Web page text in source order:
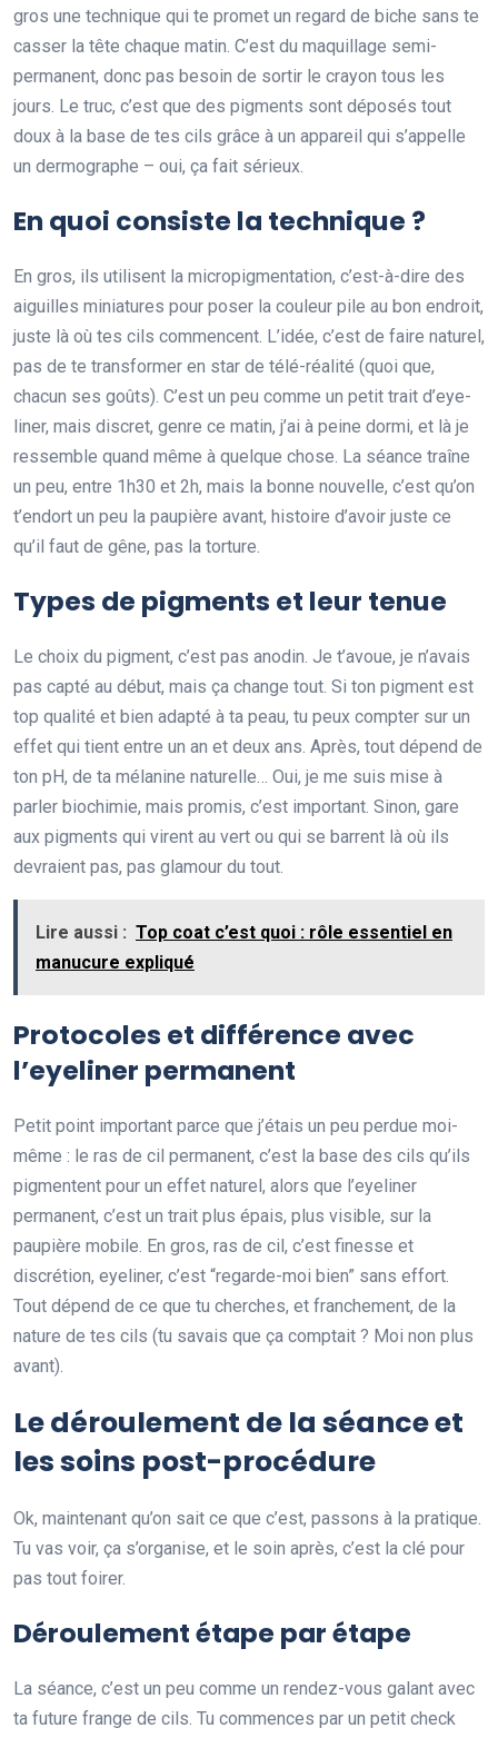
gros une technique qui te promet un regard de biche sans te
casser la tête chaque matin. C’est du maquillage semi-
permanent, donc pas besoin de sortir le crayon tous les
jours. Le truc, c’est que des pigments sont déposés tout
doux à la base de tes cils grâce à un appareil qui s’appelle
un dermographe – oui, ça fait sérieux.
En quoi consiste la technique ?
En gros, ils utilisent la micropigmentation, c’est-à-dire des
aiguilles miniatures pour poser la couleur pile au bon endroit,
juste là où tes cils commencent. L’idée, c’est de faire naturel,
pas de te transformer en star de télé-réalité (quoi que,
chacun ses goûts). C’est un peu comme un petit trait d’eye-
liner, mais discret, genre ce matin, j’ai à peine dormi, et là je
ressemble quand même à quelque chose. La séance traîne
un peu, entre 1h30 et 2h, mais la bonne nouvelle, c’est qu’on
t’endort un peu la paupière avant, histoire d’avoir juste ce
qu’il faut de gêne, pas la torture.
Types de pigments et leur tenue
Le choix du pigment, c’est pas anodin. Je t’avoue, je n’avais
pas capté au début, mais ça change tout. Si ton pigment est
top qualité et bien adapté à ta peau, tu peux compter sur un
effet qui tient entre un an et deux ans. Après, tout dépend de
ton pH, de ta mélanine naturelle… Oui, je me suis mise à
parler biochimie, mais promis, c’est important. Sinon, gare
aux pigments qui virent au vert ou qui se barrent là où ils
devraient pas, pas glamour du tout.
Lire aussi : Top coat c’est quoi : rôle essentiel en
manucure expliqué
Protocoles et différence avec
l’eyeliner permanent
Petit point important parce que j’étais un peu perdue moi-
même : le ras de cil permanent, c’est la base des cils qu’ils
pigmentent pour un effet naturel, alors que l’eyeliner
permanent, c’est un trait plus épais, plus visible, sur la
paupière mobile. En gros, ras de cil, c’est finesse et
discrétion, eyeliner, c’est “regarde-moi bien” sans effort.
Tout dépend de ce que tu cherches, et franchement, de la
nature de tes cils (tu savais que ça comptait ? Moi non plus
avant).
Le déroulement de la séance et
les soins post-procédure
Ok, maintenant qu’on sait ce que c’est, passons à la pratique.
Tu vas voir, ça s’organise, et le soin après, c’est la clé pour
pas tout foirer.
Déroulement étape par étape
La séance, c’est un peu comme un rendez-vous galant avec
ta future frange de cils. Tu commences par un petit check